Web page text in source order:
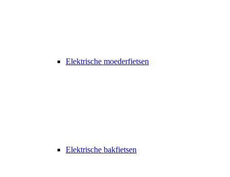
Elektrische moederfietsen
Elektrische bakfietsen